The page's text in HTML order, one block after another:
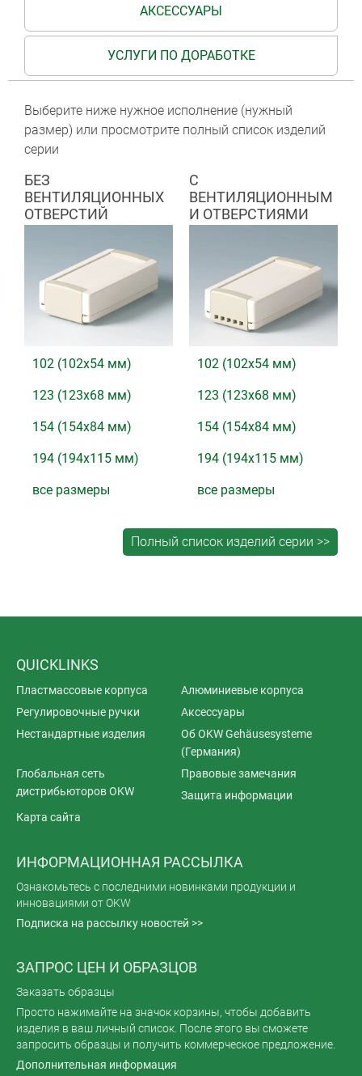
АКСЕССУАРЫ
УСЛУГИ ПО ДОРАБОТКЕ
Выберите ниже нужное исполнение (нужный
размер) или просмотрите полный список изделий
серии
БЕЗ
ВЕНТИЛЯЦИОННЫХ
ОТВЕРСТИЙ
102 (102x54 мм)
123 (123x68 мм)
154 (154x84 мм)
194 (194x115 мм)
все размеры
С
ВЕНТИЛЯЦИОННЫМ
И ОТВЕРСТИЯМИ
102 (102x54 мм)
123 (123x68 мм)
154 (154x84 мм)
194 (194x115 мм)
все размеры
QUICKLINKS
Пластмассовые корпуса
Алюминиевые корпуса
Регулировочные ручки
Аксессуары
Нестандартные изделия
Об OKW Gehäusesysteme
(Германия)
Глобальная сеть
дистрибьюторов OKW
Правовые замечания
Защита информации
Карта сайта
ИНФОРМАЦИОННАЯ РАССЫЛКА
Ознакомьтесь с последними новинками продукции и
инновациями от OKW
Подписка на рассылку новостей >>
ЗАПРОС ЦЕН И ОБРАЗЦОВ
Заказать образцы
Просто нажимайте на значок корзины, чтобы добавить
изделия в ваш личный список. После этого вы сможете
запросить образцы и получить коммерческое предложение.
Дополнительная информация